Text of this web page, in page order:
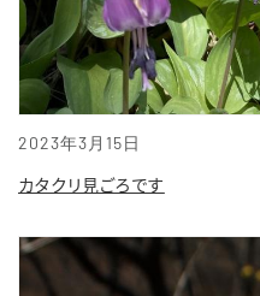
2023年3月15日
カタクリ見ごろです